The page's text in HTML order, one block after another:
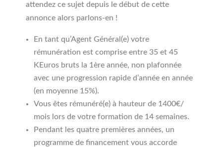
attendez ce sujet depuis le début de cette
annonce alors parlons-en !
En tant qu’Agent Général(e) votre
rémunération est comprise entre 35 et 45
KEuros bruts la 1ère année, non plafonnée
avec une progression rapide d’année en année
(en moyenne 15%).
Vous êtes rémunéré(e) à hauteur de 1400€/
mois lors de votre formation de 14 semaines.
Pendant les quatre premières années, un
programme de financement vous accorde